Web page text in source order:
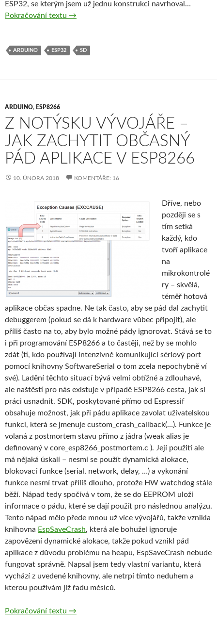
ESP32, se kterým jsem už jednu konstrukci navrhoval…
Pokračování textu ESP32 – jak opravit chybu v návrhu
→
ARDUINO ESP32 SD
ARDUINO, ESP8266
Z NOTÝSKU VÝVOJÁŘE –
JAK ZACHYTIT OBČASNÝ
PÁD APLIKACE V ESP8266
10. ÚNORA 2018 KOMENTÁŘE: 16
Dříve, nebo
později se s
tím setká
každý, kdo
tvoří aplikace
na
mikrokontrolé
ry – skvělá,
téměř hotová
aplikace občas spadne. Ne tak často, aby se pád dal zachytit
debuggerem (pokud se dá k hardware vůbec připojit), ale
příliš často na to, aby bylo možné pády ignorovat. Stává se to
i při programování ESP8266 a to častěji, než by se mohlo
zdát (ti, kdo používají intenzívně komunikující sériový port
pomocí knihovny SoftwareSerial o tom zcela nepochybně ví
své). Ladění těchto situací bývá velmi obtížné a zdlouhavé,
ale naštěstí pro nás existuje v případě ESP8266 cesta, jak si
práci usnadnit. SDK, poskytované přímo od Espressif
obsahuje možnost, jak při pádu aplikace zavolat uživatelskou
funkci, která se jmenuje custom_crash_callback(…). Funkce je
volaná z postmortem stavu přímo z jádra (weak alias je
definovaný v core_esp8266_postmortem.c ). Její použití ale
má nějaká úskalí – nesmí se použít dynamická alokace,
blokovací funkce (serial, network, delay, …) a vykonání
funkce nesmí trvat příliš dlouho, protože HW watchdog stále
běží. Nápad tedy spočívá v tom, že se do EEPROM uloží
informace o pádu, které se dají použít pro následnou analýzu.
Tento nápad mělo přede mnou už více vývojářů, takže vznikla
knihovna EspSaveCrash, která ale bohužel ignoruje
zapovězení dynamické alokace, takže pokud vznikl pád
aplikace z důvodu problému na heapu, EspSaveCrash nebude
fungovat správně. Napsal jsem tedy vlastní variantu, která
vychází z uvedené knihovny, ale netrpí tímto neduhem a
kterou používám již řadu měsíců.
Pokračování textu Z notýsku vývojáře – Jak zachytit občasný
→